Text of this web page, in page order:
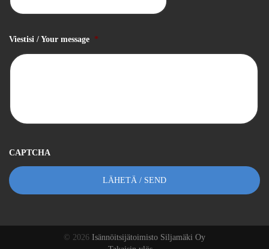
Viestisi / Your message *
CAPTCHA
© 2026 Isännöitsijätoimisto Siljamäki Oy